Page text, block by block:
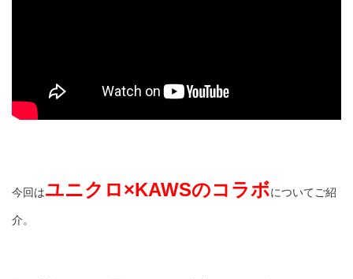
今回はユニクロ×KAWSのコラボについてご紹
介。